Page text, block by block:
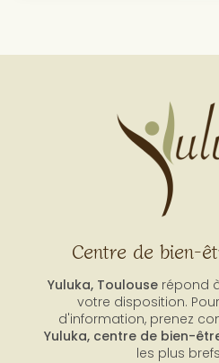
Centre de bien-
Yuluka, Toulouserépond à
votre disposition.
d'information, prenez